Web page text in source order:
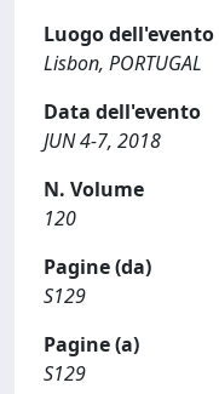
Luogo dell'evento
Lisbon, PORTUGAL
Data dell'evento
JUN 4-7, 2018
N. Volume
120
Pagine (da)
S129
Pagine (a)
S129